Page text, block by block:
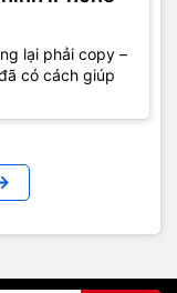
lại phải copy –
có cách giúp